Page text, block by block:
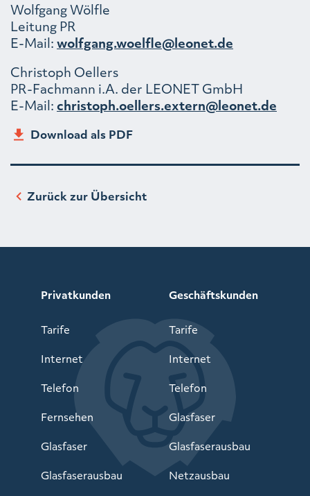
Wolfgang Wölfle
Leitung PR
E-Mail: wolfgang.woelfle@leonet.de
Christoph Oellers
PR-Fachmann i.A. der LEONET GmbH
E-Mail: christoph.oellers.extern@leonet.de
Download als PDF
Zurück zur Übersicht
Privatkunden
Tarife
Internet
Telefon
Fernsehen
Glasfaser
Glasfaserausbau
Geschäftskunden
Tarife
Internet
Telefon
Glasfaser
Glasfaserausbau
Netzausbau